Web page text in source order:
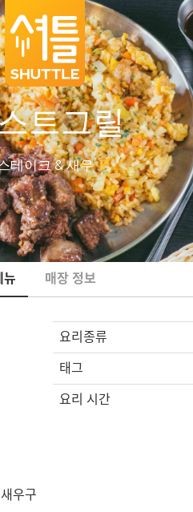
트그릴
테이크 & 새우
뉴 매장 정보
요리종류
태그
요리 시간
우구